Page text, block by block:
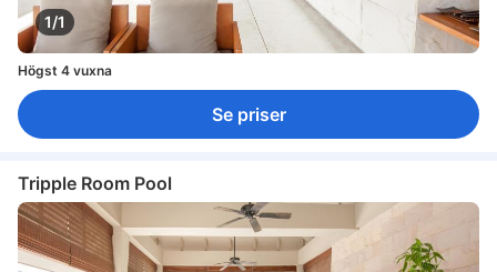
1/1
Högst 4 vuxna
Se priser
Tripple Room Pool